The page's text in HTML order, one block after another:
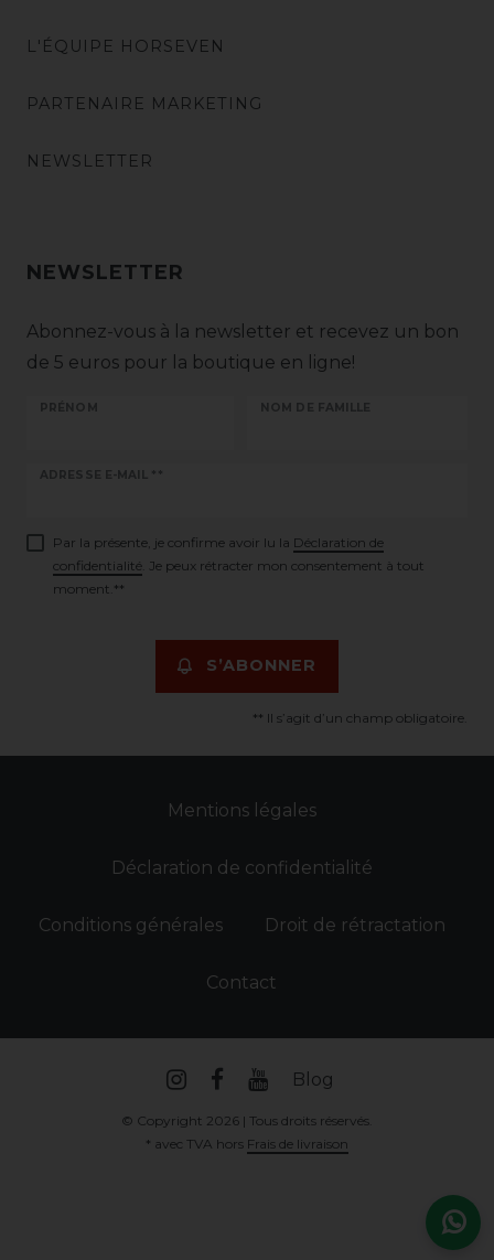
L'ÉQUIPE HORSEVEN
PARTENAIRE MARKETING
NEWSLETTER
NEWSLETTER
Abonnez-vous à la newsletter et recevez un bon
de 5 euros pour la boutique en ligne!
PRÉNOM NOM DE FAMILLE
ADRESSE E-MAIL **
Ceres::Template.newsletterHoneypotLabel
Par la présente, je confirme avoir lu la Déclaration de
confidentialité . Je peux rétracter mon consentement à tout
moment.**
S’ABONNER
** Il s’agit d’un champ obligatoire.
Mentions légales
Déclaration de confidentialité
Conditions générales Droit de rétractation
Contact
Blog
© Copyright 2026 | Tous droits réservés.
* avec TVA hors Frais de livraison